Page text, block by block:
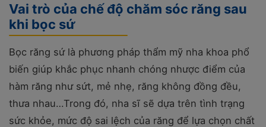
Vai trò của chế độ chăm sóc răng sau
khi bọc sứ
Bọc răng sứ là phương pháp thẩm mỹ nha khoa phổ
biến giúp khắc phục nhanh chóng nhược điểm của
hàm răng như sứt, mẻ nhẹ, răng không đồng đều,
thưa nhau…Trong đó, nha sĩ sẽ dựa trên tình trạng
sức khỏe, mức độ sai lệch của răng để lựa chọn chất